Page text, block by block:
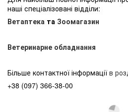
наші спеціалізовані відділи:
Ветаптека та Зоомагазин
Ветеринарне обладнання
Більше контактної інформації в
+38 (097) 366-38-00